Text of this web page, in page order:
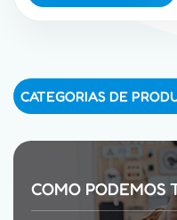
CATEGORIAS DE
COMO PODEMOS